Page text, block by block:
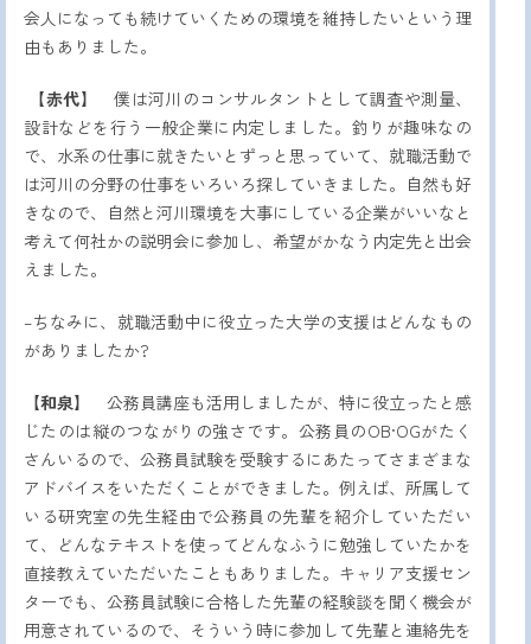
会人になっても続けていくための環境を維持したいという理
由もありました。
【赤代】
僕は河川のコンサルタントとして調査や測量、
設計などを行う一般企業に内定しました。釣りが趣味なの
で、水系の仕事に就きたいとずっと思っていて、就職活動で
は河川の分野の仕事をいろいろ探していきました。自然も好
きなので、自然と河川環境を大事にしている企業がいいなと
考えて何社かの説明会に参加し、希望がかなう内定先と出会
えました。
–ちなみに、就職活動中に役立った大学の支援はどんなもの
がありましたか?
【和泉】 公務員講座も活用しましたが、特に役立ったと感
じたのは縦のつながりの強さです。公務員のOB·OGがたく
さんいるので、公務員試験を受験するにあたってさまざまな
アドバイスをいただくことができました。例えば、所属して
いる研究室の先生経由で公務員の先輩を紹介していただい
て、どんなテキストを使ってどんなふうに勉強していたかを
直接教えていただいたこともありました。キャリア支援セン
ターでも、公務員試験に合格した先輩の経験談を聞く機会が
用意されているので、そういう時に参加して先輩と連絡先を